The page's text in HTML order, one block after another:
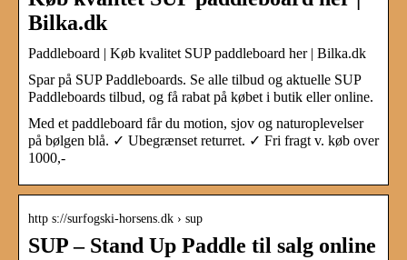
Bilka.dk
Paddleboard | Køb kvalitet SUP paddleboard her | Bilka.dk
Spar på SUP Paddleboards. Se alle tilbud og aktuelle SUP
Paddleboards tilbud, og få rabat på købet i butik eller online.
Med et paddleboard får du motion, sjov og naturoplevelser
på bølgen blå. ✓ Ubegrænset returret. ✓ Fri fragt v. køb over
1000,-
http s://surfogski-horsens.dk › sup
SUP – Stand Up Paddle til salg online